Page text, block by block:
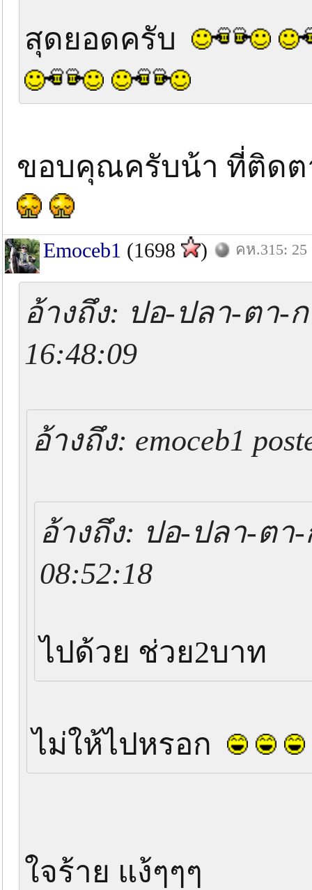
สุดยอดครับ
ขอบคุณครับน้า ที่ติดต
Emoceb1 (1698 ) คห.315: 25
อ้างถึง: ปอ-ปลา-ตา-ก
16:48:09
อ้างถึง: emoceb1
อ้างถึง: ปอ-ปลา-ตา-
08:52:18
ไปด้วย ช่วย2บาท
ไม่ให้ไปหรอก
ใจร้าย แง้ๆๆๆ